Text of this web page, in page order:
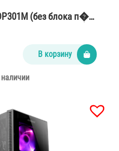
(без блока п�…
В корзину
наличии